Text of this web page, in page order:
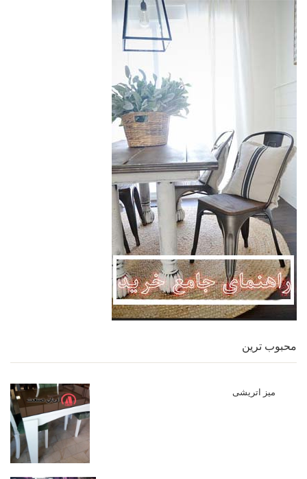
محبوب ترین
میز اتریشی